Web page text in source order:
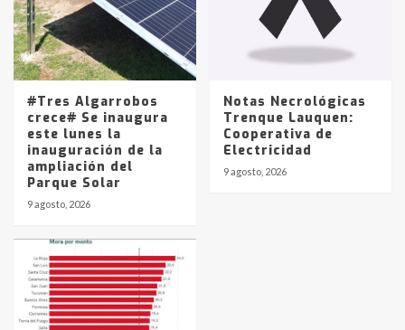
#Tres Algarrobos
crece# Se inaugura
este lunes la
inauguración de la
ampliación del
Parque Solar
9 agosto, 2026
Notas Necrológicas
Trenque Lauquen:
Cooperativa de
Electricidad
9 agosto, 2026